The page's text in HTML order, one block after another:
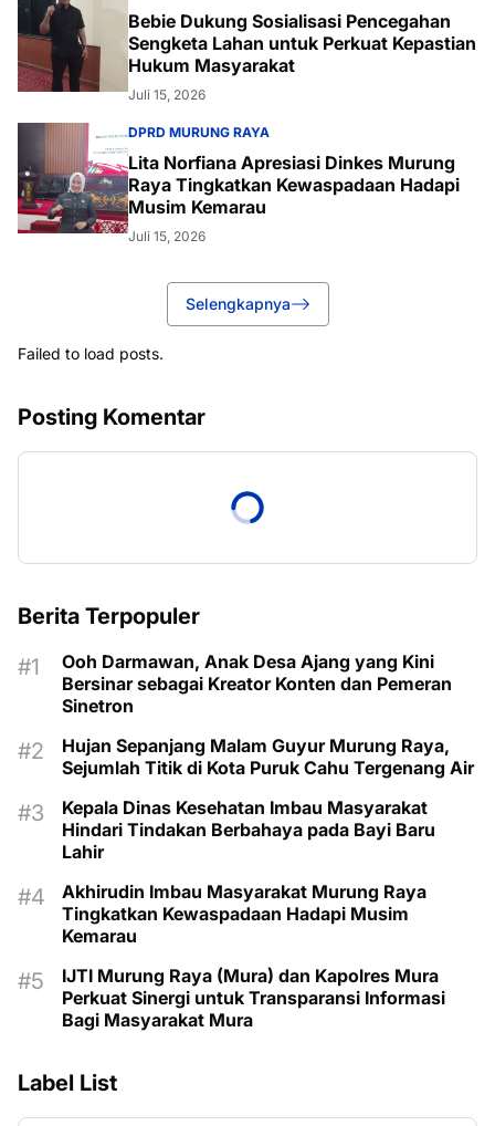
Bebie Dukung Sosialisasi Pencegahan
Sengketa Lahan untuk Perkuat Kepastian
Hukum Masyarakat
Juli 15, 2026
DPRD MURUNG RAYA
Lita Norfiana Apresiasi Dinkes Murung
Raya Tingkatkan Kewaspadaan Hadapi
Musim Kemarau
Juli 15, 2026
Selengkapnya
Failed to load posts.
Posting Komentar
Berita Terpopuler
Ooh Darmawan, Anak Desa Ajang yang Kini
Bersinar sebagai Kreator Konten dan Pemeran
Sinetron
Hujan Sepanjang Malam Guyur Murung Raya,
Sejumlah Titik di Kota Puruk Cahu Tergenang Air
Kepala Dinas Kesehatan Imbau Masyarakat
Hindari Tindakan Berbahaya pada Bayi Baru
Lahir
Akhirudin Imbau Masyarakat Murung Raya
Tingkatkan Kewaspadaan Hadapi Musim
Kemarau
IJTI Murung Raya (Mura) dan Kapolres Mura
Perkuat Sinergi untuk Transparansi Informasi
Bagi Masyarakat Mura
Label List